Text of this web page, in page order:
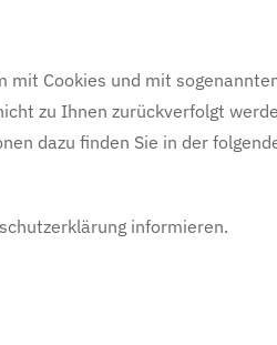
mit Cookies und mit
zu Ihnen zurückverfolgt
dazu finden Sie in der
informieren.